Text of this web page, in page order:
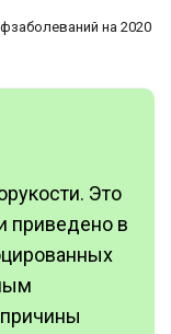
на 2020
Это
приведено в